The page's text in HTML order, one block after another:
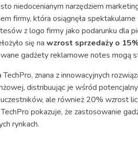
niedocenianym narzędziem
firmy, która osiągnęła
z logo firmy jako podarunku
się na wzrost sprzedaży o
gadżety reklamowe notes mogą
znana z innowacyjnych
distribuując je wśród
ale również 20% wzrost
pokazuje, że zastosowanie
rynkach.